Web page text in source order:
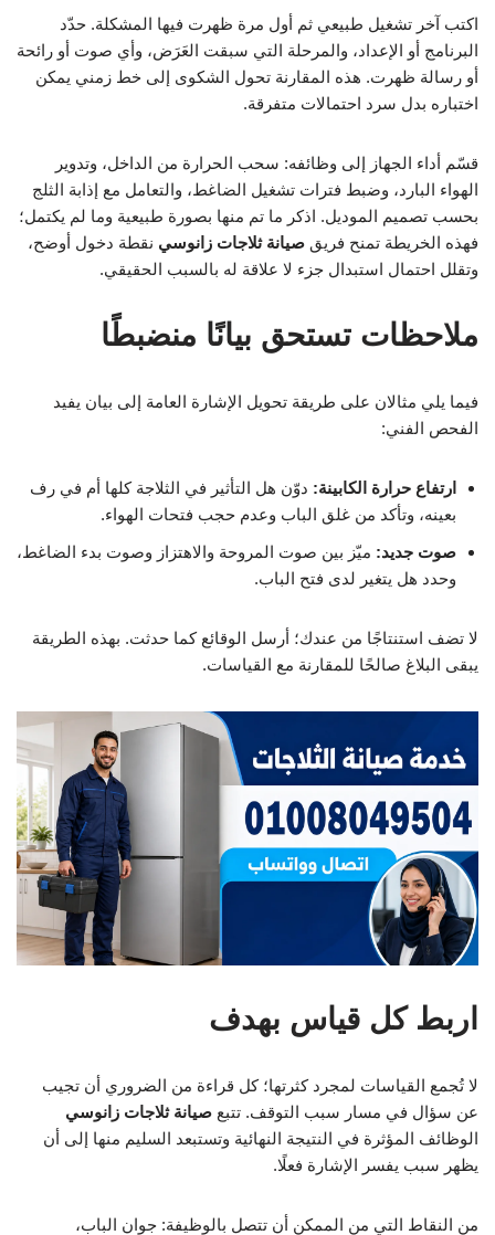
اكتب آخر تشغيل طبيعي ثم أول مرة ظهرت فيها المشكلة. حدّد
البرنامج أو الإعداد، والمرحلة التي سبقت العَرَض، وأي صوت أو رائحة
أو رسالة ظهرت. هذه المقارنة تحول الشكوى إلى خط زمني يمكن
اختباره بدل سرد احتمالات متفرقة.
قسّم أداء الجهاز إلى وظائفه: سحب الحرارة من الداخل، وتدوير
الهواء البارد، وضبط فترات تشغيل الضاغط، والتعامل مع إذابة الثلج
بحسب تصميم الموديل. اذكر ما تم منها بصورة طبيعية وما لم يكتمل؛
فهذه الخريطة تمنح فريق صيانة ثلاجات زانوسي نقطة دخول أوضح،
وتقلل احتمال استبدال جزء لا علاقة له بالسبب الحقيقي.
ملاحظات تستحق بيانًا منضبطًا
فيما يلي مثالان على طريقة تحويل الإشارة العامة إلى بيان يفيد
الفحص الفني:
ارتفاع حرارة الكابينة: دوّن هل التأثير في الثلاجة كلها أم في رف
بعينه، وتأكد من غلق الباب وعدم حجب فتحات الهواء.
صوت جديد: ميّز بين صوت المروحة والاهتزاز وصوت بدء الضاغط،
وحدد هل يتغير لدى فتح الباب.
لا تضف استنتاجًا من عندك؛ أرسل الوقائع كما حدثت. بهذه الطريقة
يبقى البلاغ صالحًا للمقارنة مع القياسات.
اربط كل قياس بهدف
لا تُجمع القياسات لمجرد كثرتها؛ كل قراءة من الضروري أن تجيب
عن سؤال في مسار سبب التوقف. تتبع صيانة ثلاجات زانوسي
الوظائف المؤثرة في النتيجة النهائية وتستبعد السليم منها إلى أن
يظهر سبب يفسر الإشارة فعلًا.
من النقاط التي من الممكن أن تتصل بالوظيفة: جوان الباب،